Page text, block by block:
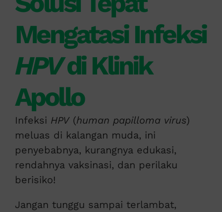
Mengatasi Infeksi
HPVdi Klinik
Apollo
Infeksi HPV(human papilloma virus)
meluas di kalangan muda, ini
penyebabnya, kurangnya edukasi,
rendahnya vaksinasi, dan perilaku
berisiko!
Jangan tunggu sampai terlambat,